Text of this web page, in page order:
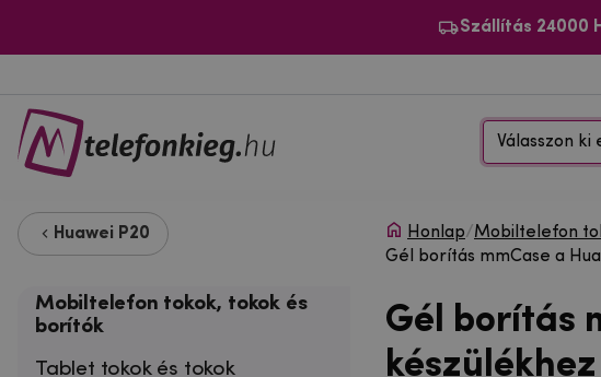
Szállítás 24000
Válasszon
Huawei P20
Mobiltelefon tokok, tokok és
borítók
Tablet tokok és tokok
Honlap/Mobiltelefon
Gél borítás mmCase a
Gél borítás